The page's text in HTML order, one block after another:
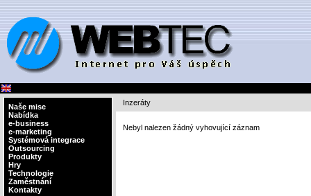
Naše mise
Nabídka
e-business
e-marketing
Systémová integrace
Outsourcing
Produkty
Hry
Technologie
Zaměstnání
Kontakty
Inzeráty
Nebyl nalezen žádný vyhovující záznam